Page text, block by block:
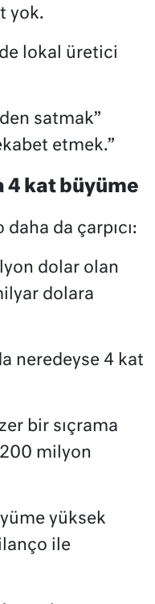
yok.
lokal üretici
satmak”
etmek.”
4 kat büyüme
da çarpıcı:
dolar olan
dolara
neredeyse 4 kat
bir sıçrama
milyon
yüksek
ile